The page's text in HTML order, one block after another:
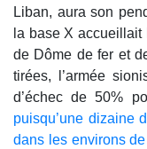
Liban, aura son
la base X
de Dôme de fer et
tirées, l’armée
d’échec de 50%
puisqu’une dizaine
dans les environs